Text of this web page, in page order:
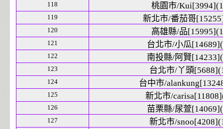
118 桃園市/
119 新北市/番茄哥
120 高雄縣/品
121 台北市/小瓜
122 南投縣/阿賢
123 台北市/丫頭
124 台中市/
125 新北市/
126 苗栗縣/尿萱
127 新北市/